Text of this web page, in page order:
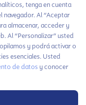
Chatea con LiA
WhatsApp
datos
Pilar Inversiones
tenga en cuenta
navegador. Al “Aceptar
almacenar, acceder y
Al “Personalizar” usted
y podrá activar o
esenciales. Usted
de datos y conocer